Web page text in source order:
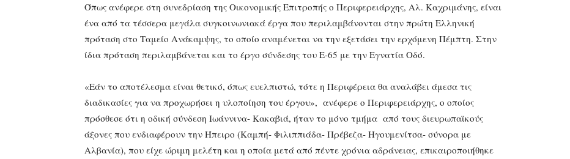
Όπως ανέφερε στη συνεδρίαση της Οικονομικής Επιτροπής ο Περιφερειάρχης, Αλ. Καχριμάνης, είναι
ένα από τα τέσσερα μεγάλα συγκοινωνιακά έργα που περιλαμβάνονται στην πρώτη Ελληνική
πρόταση στο Ταμείο Ανάκαμψης, το οποίο αναμένεται να την εξετάσει την ερχόμενη Πέμπτη. Στην
ίδια πρόταση περιλαμβάνεται και το έργο σύνδεσης του Ε-65 με την Εγνατία Οδό.
«Εάν το αποτέλεσμα είναι θετικό, όπως ευελπιστώ, τότε η Περιφέρεια θα αναλάβει άμεσα τις
διαδικασίες για να προχωρήσει η υλοποίηση του έργου», ανέφερε ο Περιφερειάρχης, ο οποίος
πρόσθεσε ότι η οδική σύνδεση Ιωάννινα- Κακαβιά, ήταν το μόνο τμήμα από τους διευρωπαϊκούς
άξονες που ενδιαφέρουν την Ήπειρο (Καμπή- Φιλιππιάδα- Πρέβεζα- Ηγουμενίτσα- σύνορα με
Αλβανία), που είχε ώριμη μελέτη και η οποία μετά από πέντε χρόνια αδράνειας, επικαιροποιήθηκε